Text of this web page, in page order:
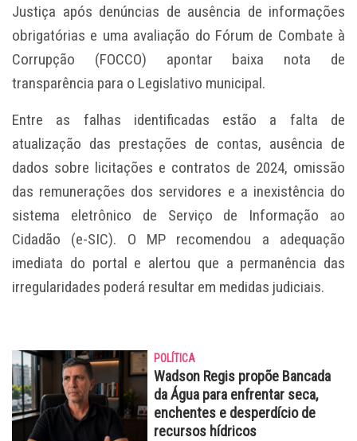
Justiça após denúncias de ausência de informações
obrigatórias e uma avaliação do Fórum de Combate à
Corrupção (FOCCO) apontar baixa nota de
transparência para o Legislativo municipal.
Entre as falhas identificadas estão a falta de
atualização das prestações de contas, ausência de
dados sobre licitações e contratos de 2024, omissão
das remunerações dos servidores e a inexistência do
sistema eletrônico de Serviço de Informação ao
Cidadão (e-SIC). O MP recomendou a adequação
imediata do portal e alertou que a permanência das
irregularidades poderá resultar em medidas judiciais.
POLÍTICA
Wadson Regis propõe Bancada
da Água para enfrentar seca,
enchentes e desperdício de
recursos hídricos